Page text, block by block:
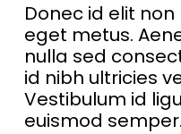
Donec id elit
eget metus.
nulla sed
id nibh ultricies
Vestibulum id
euismod